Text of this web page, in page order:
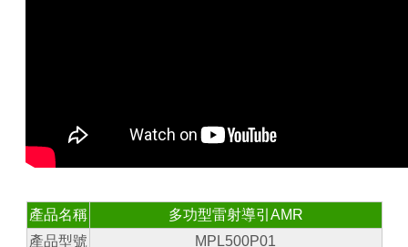
產品名稱
多功型雷射導引AMR
產品型號
MPL500P01